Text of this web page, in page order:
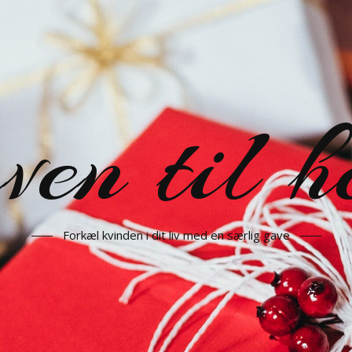
til
Forkæl kvinden i dit liv med en særlig gave